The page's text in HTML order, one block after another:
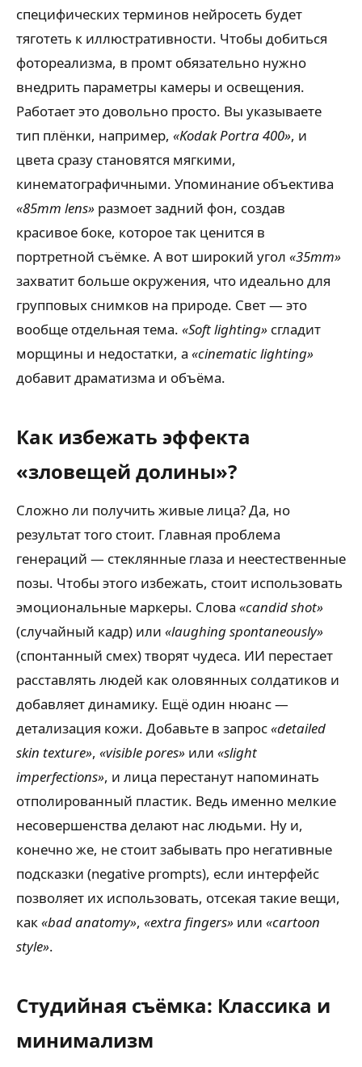
специфических терминов нейросеть будет
тяготеть к иллюстративности. Чтобы добиться
фотореализма, в промт обязательно нужно
внедрить параметры камеры и освещения.
Работает это довольно просто. Вы указываете
тип плёнки, например, «Kodak Portra 400», и
цвета сразу становятся мягкими,
кинематографичными. Упоминание объектива
«85mm lens» размоет задний фон, создав
красивое боке, которое так ценится в
портретной съёмке. А вот широкий угол «35mm»
захватит больше окружения, что идеально для
групповых снимков на природе. Свет — это
вообще отдельная тема. «Soft lighting» сгладит
морщины и недостатки, а «cinematic lighting»
добавит драматизма и объёма.
Как избежать эффекта
«зловещей долины»?
Сложно ли получить живые лица? Да, но
результат того стоит. Главная проблема
генераций — стеклянные глаза и неестественные
позы. Чтобы этого избежать, стоит использовать
эмоциональные маркеры. Слова «candid shot»
(случайный кадр) или «laughing spontaneously»
(спонтанный смех) творят чудеса. ИИ перестает
расставлять людей как оловянных солдатиков и
добавляет динамику. Ещё один нюанс —
детализация кожи. Добавьте в запрос«detailed
skin texture», «visible pores» или «slight
imperfections», и лица перестанут напоминать
отполированный пластик. Ведь именно мелкие
несовершенства делают нас людьми. Ну и,
конечно же, не стоит забывать про негативные
подсказки (negative prompts), если интерфейс
позволяет их использовать, отсекая такие вещи,
как«bad anatomy», «extra fingers» или «cartoon
style».
Студийная съёмка: Классика и
минимализм